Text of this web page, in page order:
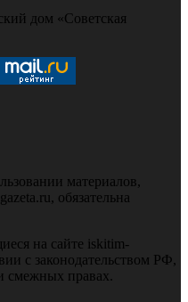
дом «Советская
материалов,
обязательна
на сайте iskitim-
с законодательством РФ,
смежных правах.